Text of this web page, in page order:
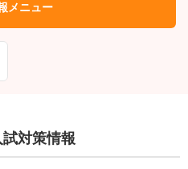
メニュー
対策情報